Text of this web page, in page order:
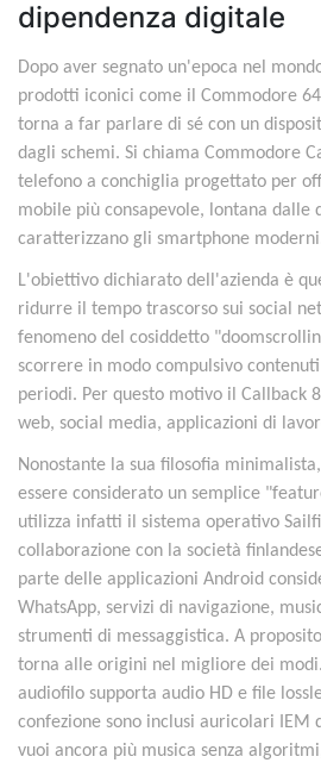
dipendenza digitale
Dopo aver segnato un'epoca nel
prodotti iconici come il Commodore
torna a far parlare di sé con un
dagli schemi. Si chiama Commodore
telefono a conchiglia progettato per
mobile più consapevole, lontana dalle
caratterizzano gli smartphone
L'obiettivo dichiarato dell'azienda è
ridurre il tempo trascorso sui social
fenomeno del cosiddetto
scorrere in modo compulsivo
periodi. Per questo motivo il Callback
web, social media, applicazioni di
Nonostante la sua filosofia
essere considerato un semplice
utilizza infatti il sistema operativo
collaborazione con la società
parte delle applicazioni Android
WhatsApp, servizi di navigazione,
strumenti di messaggistica. A
torna alle origini nel migliore dei
audiofilo supporta audio HD e file
confezione sono inclusi auricolari IEM
vuoi ancora più musica senza